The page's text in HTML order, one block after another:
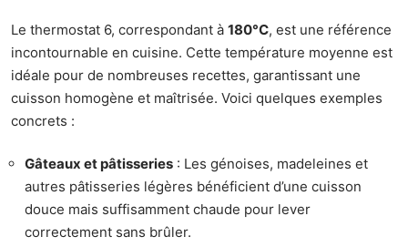
Le thermostat 6, correspondant à 180°C, est une référence
incontournable en cuisine. Cette température moyenne est
idéale pour de nombreuses recettes, garantissant une
cuisson homogène et maîtrisée. Voici quelques exemples
concrets :
Gâteaux et pâtisseries : Les génoises, madeleines et
autres pâtisseries légères bénéficient d’une cuisson
douce mais suffisamment chaude pour lever
correctement sans brûler.